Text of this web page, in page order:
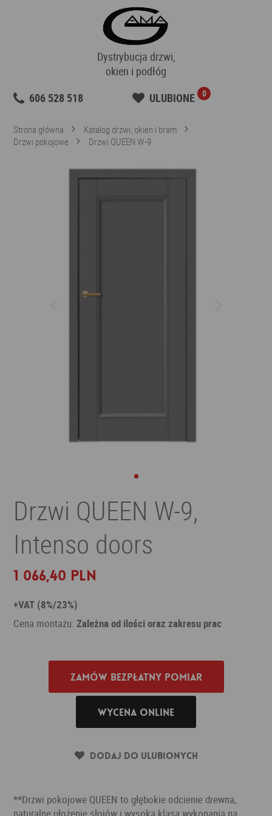
Dystrybucja drzwi,
okien i podłóg
606 528 518
ULUBIONE 0
Strona główna
Katalog drzwi, okien i bram
Drzwi pokojowe
Drzwi QUEEN W-9
Drzwi QUEEN W-9,
Intenso doors
1 066,40 PLN
+VAT (8%/23%)
Cena montażu:Zależna od ilości oraz zakresu prac
Zamów bezpłatny pomiar
Wycena online
Dodaj do ulubionych
**Drzwi pokojowe QUEEN to głębokie odcienie drewna,